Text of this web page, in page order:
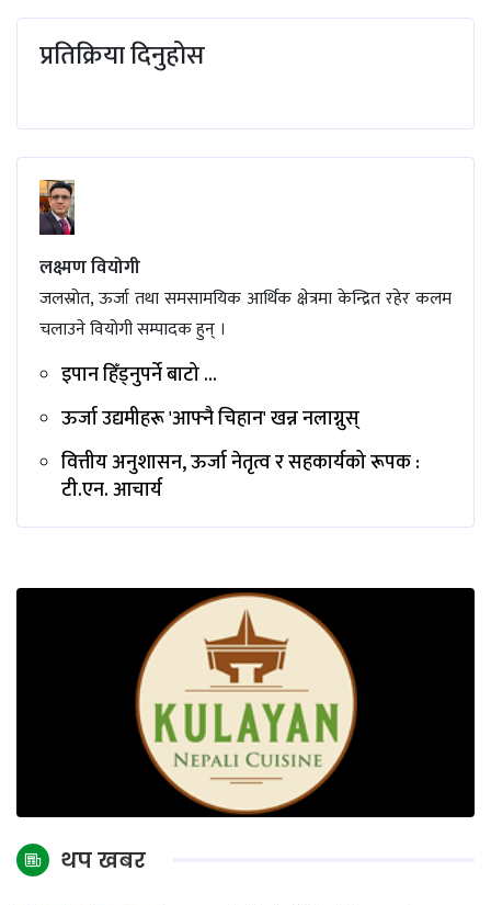
प्रतिक्रिया दिनुहोस
लक्ष्मण वियोगी
जलस्रोत, ऊर्जा तथा समसामयिक आर्थिक क्षेत्रमा केन्द्रित रहेर कलम
चलाउने वियोगी सम्पादक हुन् ।
इपान हिँड्नुपर्ने बाटो ...
ऊर्जा उद्यमीहरू 'आफ्नै चिहान' खन्न नलाग्नुस्
वित्तीय अनुशासन, ऊर्जा नेतृत्व र सहकार्यको रूपक :
टी.एन. आचार्य
थप खबर